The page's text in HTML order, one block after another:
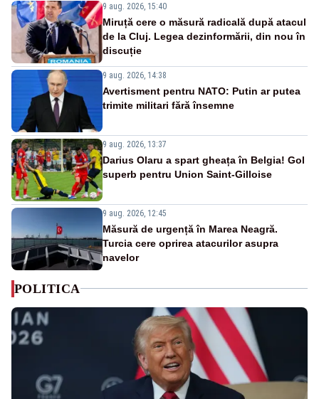
9 aug. 2026, 15:40
Miruță cere o măsură radicală după atacul
de la Cluj. Legea dezinformării, din nou în
discuție
9 aug. 2026, 14:38
Avertisment pentru NATO: Putin ar putea
trimite militari fără însemne
9 aug. 2026, 13:37
Darius Olaru a spart gheața în Belgia! Gol
superb pentru Union Saint-Gilloise
9 aug. 2026, 12:45
Măsură de urgență în Marea Neagră.
Turcia cere oprirea atacurilor asupra
navelor
POLITICA